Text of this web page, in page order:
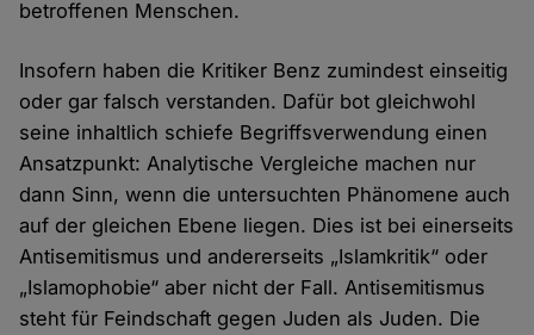
betroffenen Menschen.
Insofern haben die Kritiker Benz zumindest einseitig
oder gar falsch verstanden. Dafür bot gleichwohl
seine inhaltlich schiefe Begriffsverwendung einen
Ansatzpunkt: Analytische Vergleiche machen nur
dann Sinn, wenn die untersuchten Phänomene auch
auf der gleichen Ebene liegen. Dies ist bei einerseits
Antisemitismus und andererseits „Islamkritik“ oder
„Islamophobie“ aber nicht der Fall. Antisemitismus
steht für Feindschaft gegen Juden als Juden. Die